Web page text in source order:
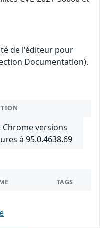
de l'éditeur pour
Documentation).
Chrome versions
à 95.0.4638.69
TAGS